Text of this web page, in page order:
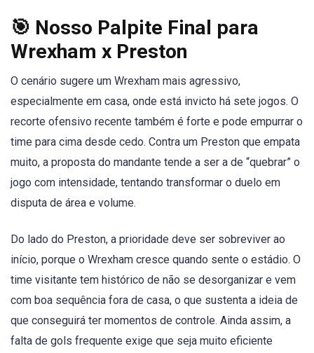
🎯 Nosso Palpite Final para
Wrexham x Preston
O cenário sugere um Wrexham mais agressivo,
especialmente em casa, onde está invicto há sete jogos. O
recorte ofensivo recente também é forte e pode empurrar o
time para cima desde cedo. Contra um Preston que empata
muito, a proposta do mandante tende a ser a de “quebrar” o
jogo com intensidade, tentando transformar o duelo em
disputa de área e volume.
Do lado do Preston, a prioridade deve ser sobreviver ao
início, porque o Wrexham cresce quando sente o estádio. O
time visitante tem histórico de não se desorganizar e vem
com boa sequência fora de casa, o que sustenta a ideia de
que conseguirá ter momentos de controle. Ainda assim, a
falta de gols frequente exige que seja muito eficiente